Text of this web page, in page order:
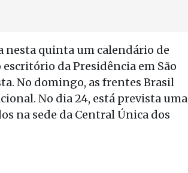
nesta quinta um calendário de
da Presidência em São
No domingo, as frentes Brasil
No dia 24, está prevista uma
na sede da Central Única dos